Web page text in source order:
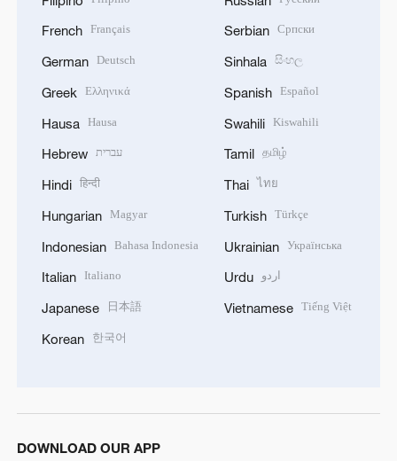
French Français
German Deutsch
Greek Ελληνικά
Hausa Hausa
Hebrew עברית
Hindi हिन्दी
Hungarian Magyar
Indonesian Bahasa Indonesia
Italian Italiano
Japanese 日本語
Korean 한국어
Serbian Српски
Sinhala සිංහල
Spanish Español
Swahili Kiswahili
Tamil தமிழ்
Thai ไทย
Turkish Türkçe
Ukrainian Українська
Urdu اردو
Vietnamese Tiếng Việt
DOWNLOAD OUR APP